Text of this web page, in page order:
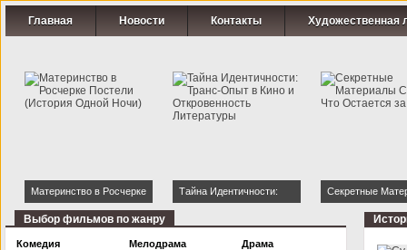
Главная Новости Контакты Художественная
Материнство в Росчерке
Постели (История Одной
Тайна Идентичности:
Секретные
Страсти: Что
Выбор фильмов по жанру
Комедия Мелодрама Драма